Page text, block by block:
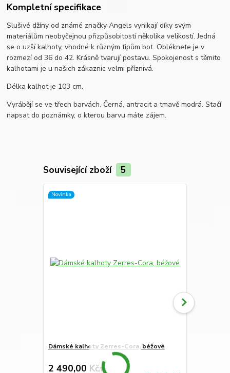
Kompletní specifikace
Slušivé džíny od známé značky Angels vynikají díky svým
materiálům neobyčejnou přizpůsobitostí několika velikostí. Jedná
se o uzší kalhoty, vhodné k různým tipům bot. Obléknete je v
rozmezí od 36 do 42. Krásně tvarují postavu. Spokojenost s těmito
kalhotami je u našich zákaznic velmi příznivá.
Délka kalhot je 103 cm.
Vyrábějí se ve třech barvách. Černá, antracit a tmavě modrá. Stačí
napsat do poznámky, o kterou barvu máte zájem.
Související zboží 5
Novinka
Dámské kalhoty Zerres-Cora, béžové
2 490,00 Kč/ks